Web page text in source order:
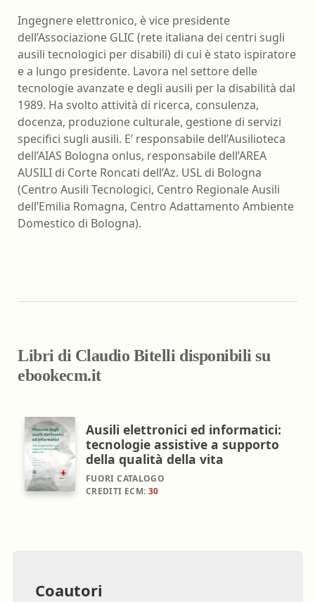
Ingegnere elettronico, è vice presidente
dell’Associazione GLIC (rete italiana dei centri sugli
ausili tecnologici per disabili) di cui è stato ispiratore
e a lungo presidente.​ Lavora nel settore delle
tecnologie avanzate e degli ausili per la disabilità dal
1989. Ha svolto attività di ricerca, consulenza,
docenza, produzione culturale, gestione di servizi
specifici sugli ausili. E’ responsabile dell’Ausilioteca
dell’AIAS Bologna onlus, responsabile dell’AREA
AUSILI di Corte Roncati dell’Az. USL di Bologna
(Centro Ausili Tecnologici, Centro Regionale Ausili
dell’Emilia Romagna, Centro Adattamento Ambiente
Domestico di Bologna).
Libri di Claudio Bitelli disponibili su
ebookecm.it
Ausili elettronici ed informatici:
tecnologie assistive a supporto
della qualità della vita
FUORI CATALOGO
CREDITI ECM: 30
Coautori